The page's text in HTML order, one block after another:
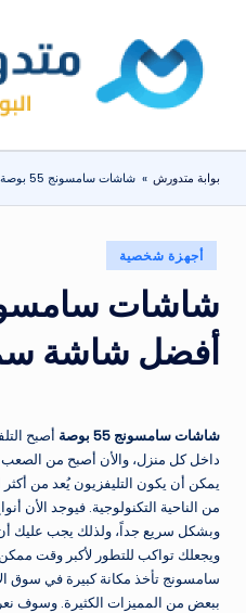
المحتوىبوا
مت
دو
ر
ش
تعرف
المنزلية
يومياً
بوابة متدورش » شاشات سامسونج 55 بوصة أفضل شاشة سمارت في مصر
نُشر
في
أجهزة شخصية
أفضل شاشة
شاشات سامسونج 55 بوصة
أصبح
داخل كل منزل، والأن أصبح من
يمكن أن يكون التليفزيون يُعد من أكثر
من الناحية التكنولوجية. فيوجد الأن
وبشكل سريع جداً، ولذلك يجب عليك
ويجعلك تواكب للتطور لأكبر وقت
سامسونج تأخذ مكانة كبيرة في سوق
ببعض من المميزات الكثيرة. وسوف